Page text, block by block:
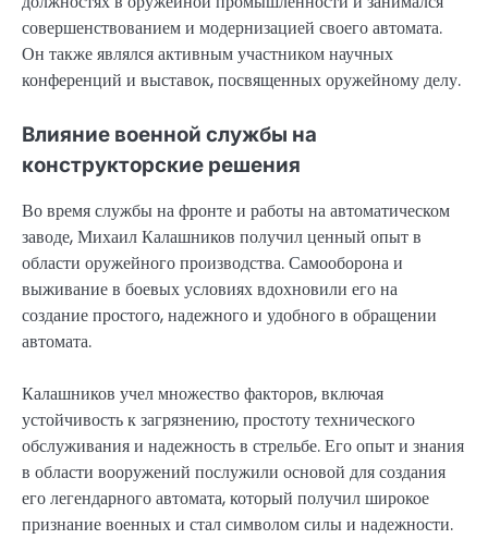
совершенствованием и модернизацией своего автомата.
Он также являлся активным участником научных
конференций и выставок, посвященных оружейному делу.
Влияние военной службы на
конструкторские решения
Во время службы на фронте и работы на автоматическом
заводе, Михаил Калашников получил ценный опыт в
области оружейного производства. Самооборона и
выживание в боевых условиях вдохновили его на
создание простого, надежного и удобного в обращении
автомата.
Калашников учел множество факторов, включая
устойчивость к загрязнению, простоту технического
обслуживания и надежность в стрельбе. Его опыт и знания
в области вооружений послужили основой для создания
его легендарного автомата, который получил широкое
признание военных и стал символом силы и надежности.